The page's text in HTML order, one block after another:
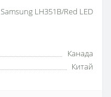
Samsung LH351B/Red LED
Канада
Китай